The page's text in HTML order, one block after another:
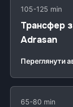
105-125 min
Трансфер
Adrasan
Переглянути
65-80 min